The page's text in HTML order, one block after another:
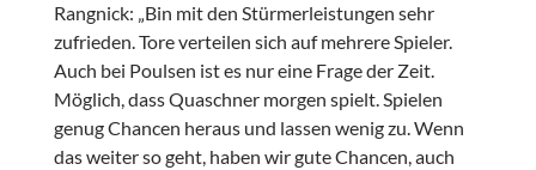
Rangnick: „Bin mit den Stürmerleistungen sehr
zufrieden. Tore verteilen sich auf mehrere Spieler.
Auch bei Poulsen ist es nur eine Frage der Zeit.
Möglich, dass Quaschner morgen spielt. Spielen
genug Chancen heraus und lassen wenig zu. Wenn
das weiter so geht, haben wir gute Chancen, auch